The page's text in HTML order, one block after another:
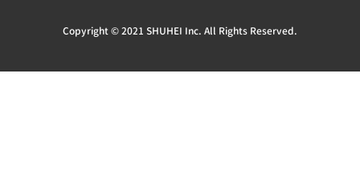
Copyright © 2021 SHUHEI Inc. All Rights Reserved.